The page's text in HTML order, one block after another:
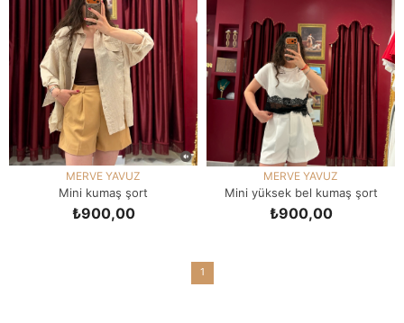
MERVE YAVUZ
Mini kumaş şort
₺900,00
MERVE YAVUZ
Mini yüksek bel kumaş şort
₺900,00
1